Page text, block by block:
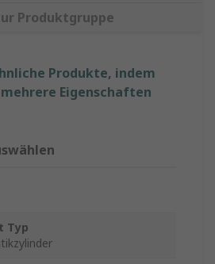
Produktgruppe
Produkte, indem
Eigenschaften
Typ